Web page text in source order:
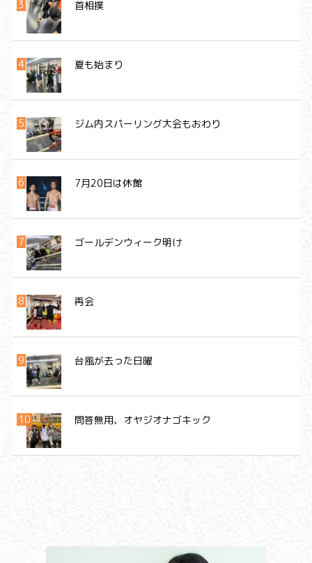
首相撲
夏も始まり
ジム内スパーリング大会もおわり
7月20日は休館
ゴールデンウィーク明け
再会
台風が去った日曜
問答無用、オヤジオナゴキック